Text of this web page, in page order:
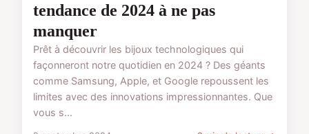
tendance de 2024 à ne pas
manquer
Prêt à découvrir les bijoux technologiques qui
façonneront notre quotidien en 2024 ? Des géants
comme Samsung, Apple, et Google repoussent les
limites avec des innovations impressionnantes. Que
vous s...